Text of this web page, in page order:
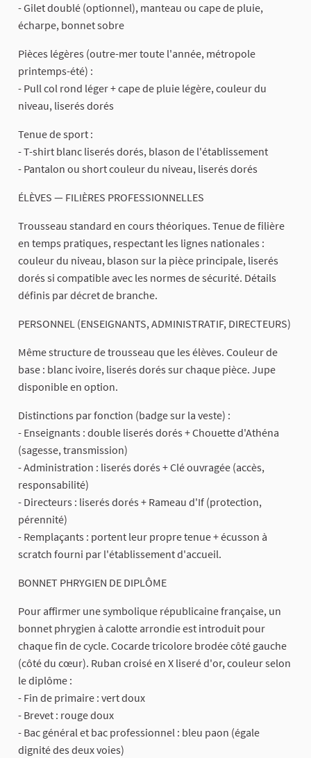
- Gilet doublé (optionnel), manteau ou cape de pluie,
écharpe, bonnet sobre
Pièces légères (outre-mer toute l'année, métropole
printemps-été) :
- Pull col rond léger + cape de pluie légère, couleur du
niveau, liserés dorés
Tenue de sport :
- T-shirt blanc liserés dorés, blason de l'établissement
- Pantalon ou short couleur du niveau, liserés dorés
ÉLÈVES — FILIÈRES PROFESSIONNELLES
Trousseau standard en cours théoriques. Tenue de filière
en temps pratiques, respectant les lignes nationales :
couleur du niveau, blason sur la pièce principale, liserés
dorés si compatible avec les normes de sécurité. Détails
définis par décret de branche.
PERSONNEL (ENSEIGNANTS, ADMINISTRATIF, DIRECTEURS)
Même structure de trousseau que les élèves. Couleur de
base : blanc ivoire, liserés dorés sur chaque pièce. Jupe
disponible en option.
Distinctions par fonction (badge sur la veste) :
- Enseignants : double liserés dorés + Chouette d'Athéna
(sagesse, transmission)
- Administration : liserés dorés + Clé ouvragée (accès,
responsabilité)
- Directeurs : liserés dorés + Rameau d'If (protection,
pérennité)
- Remplaçants : portent leur propre tenue + écusson à
scratch fourni par l'établissement d'accueil.
BONNET PHRYGIEN DE DIPLÔME
Pour affirmer une symbolique républicaine française, un
bonnet phrygien à calotte arrondie est introduit pour
chaque fin de cycle. Cocarde tricolore brodée côté gauche
(côté du cœur). Ruban croisé en X liseré d'or, couleur selon
le diplôme :
- Fin de primaire : vert doux
- Brevet : rouge doux
- Bac général et bac professionnel : bleu paon (égale
dignité des deux voies)